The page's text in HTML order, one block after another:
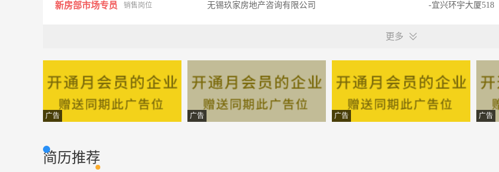
新房部市场专员 销售岗位 无锡玖家房地产咨询有限公司 -宜兴环宇大厦518
数控车床工，钻床工，数控学陡工 技工/普工 宜兴市锐杨机械科技有限公司 -宜兴市新街街道
办公室文员 文员 宜兴市丰熙智能家居有限公司 -宜兴市张渚工业
电话客服电话销售。
更多
广告 广告 广告 广告
简历推荐